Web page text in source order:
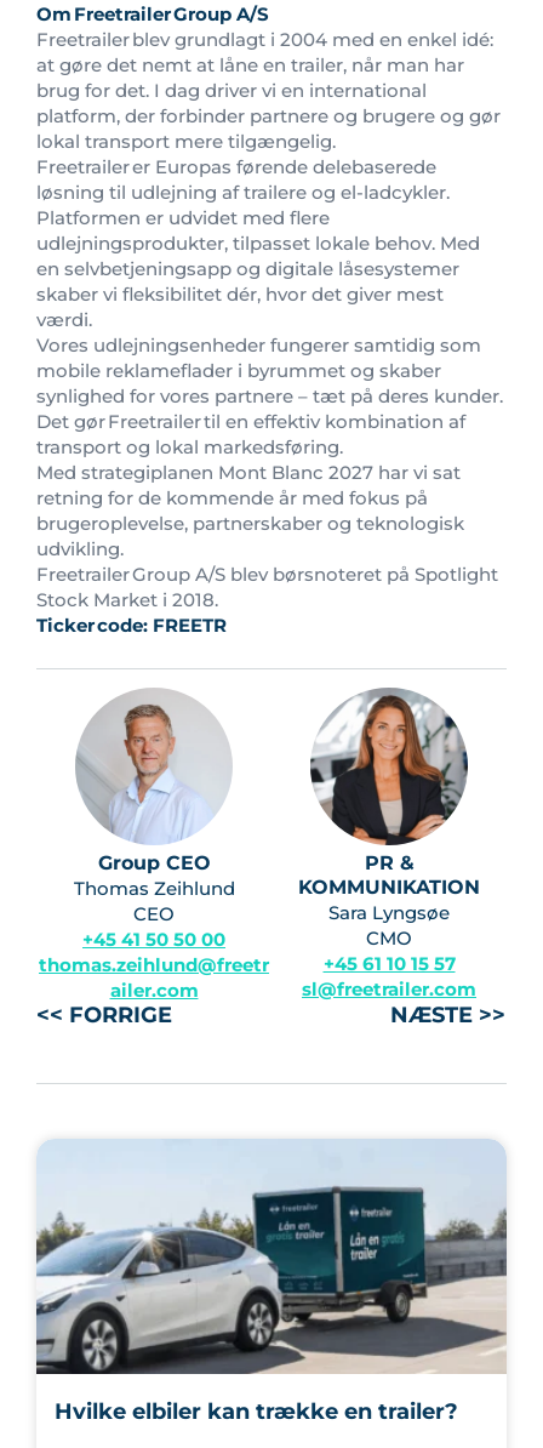
Om FreetrailerGroup A/S
Freetrailer blev grundlagt i 2004 med en enkel idé:
at gøre det nemt at låne en trailer, når man har
brug for det. I dag driver vi en international
platform, der forbinder partnere og brugere og gør
lokal transport mere tilgængelig.
Freetrailer er Europas førende delebaserede
løsning til udlejning af trailere og el-ladcykler.
Platformen er udvidet med flere
udlejningsprodukter, tilpasset lokale behov. Med
en selvbetjeningsapp og digitale låsesystemer
skaber vi fleksibilitet dér, hvor det giver mest
værdi.
Vores udlejningsenheder fungerer samtidig som
mobile reklameflader i byrummet og skaber
synlighed for vores partnere – tæt på deres kunder.
Det gør Freetrailer til en effektiv kombination af
transport og lokal markedsføring.
Med strategiplanen Mont Blanc 2027 har vi sat
retning for de kommende år med fokus på
brugeroplevelse, partnerskaber og teknologisk
udvikling.
Freetrailer Group A/S blev børsnoteret på Spotlight
Stock Market i 2018.
Tickercode: FREETR
Group CEO
Thomas Zeihlund
CEO
+45 41 50 50 00
thomas.zeihlund@freetr
ailer.com
PR &
KOMMUNIKATION
Sara Lyngsøe
CMO
+45 61 10 15 57
sl@freetrailer.com
<< FORRIGE NÆSTE >>
Hvilke elbiler kan trække en trailer?